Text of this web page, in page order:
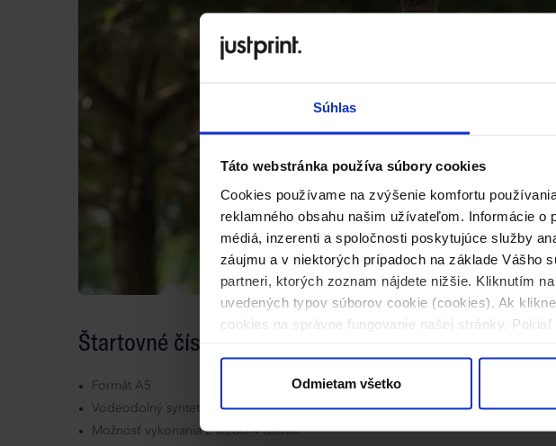
Súhlas
Táto webstránka používa súbory cookies
Cookies používame na zvýšenie komfortu
reklamného obsahu našim užívateľom. Informácie
médiá, inzerenti a spoločnosti poskytujúce služby
záujmu a v niektorých prípadoch na základe Vášho
partneri, ktorých zoznam nájdete nižšie. Kliknutím
uvedených typov súborov cookie (cookies). Ak
cookies na správne fungovanie našej stránky.
Odmietam všetko
Štartovné čísla - Už od 50 ks
Formát A5
Vodeodolný syntetický materiál Synaps OM 135 g
Možnosť vykonania 2 alebo 4 dierok